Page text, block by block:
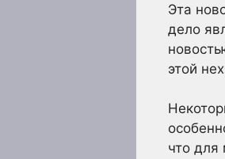
Эта
дело
этой
что для